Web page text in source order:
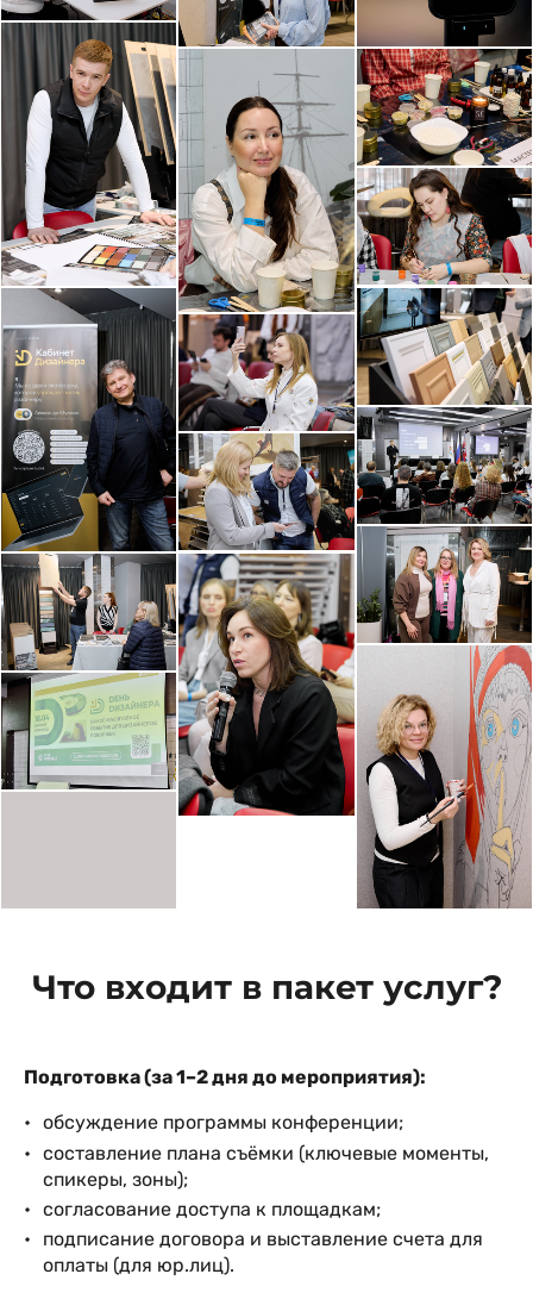
Что входит в пакет услуг?
Подготовка (за 1–2 дня до мероприятия):
обсуждение программы конференции;
составление плана съёмки (ключевые моменты,
спикеры, зоны);
согласование доступа к площадкам;
подписание договора и выставление счета для
оплаты (для юр.лиц).